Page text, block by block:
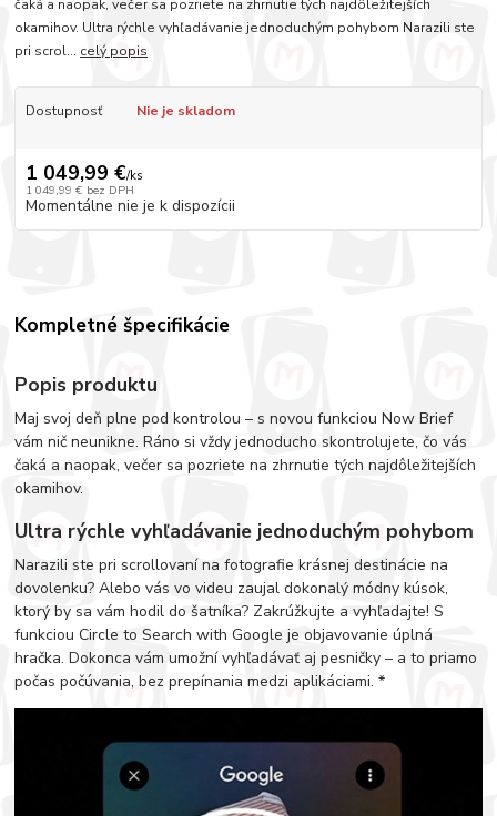
čaká a naopak, večer sa pozriete na zhrnutie tých najdôležitejších
okamihov. Ultra rýchle vyhľadávanie jednoduchým pohybom Narazili ste
pri scrol... celý popis
Dostupnosť Nie je skladom
1 049,99 €/ks
1 049,99 € bez DPH
Momentálne nie je k dispozícii
Kompletné špecifikácie
Popis produktu
Maj svoj deň plne pod kontrolou – s novou funkciou Now Brief
vám nič neunikne. Ráno si vždy jednoducho skontrolujete, čo vás
čaká a naopak, večer sa pozriete na zhrnutie tých najdôležitejších
okamihov.
Ultra rýchle vyhľadávanie jednoduchým pohybom
Narazili ste pri scrollovaní na fotografie krásnej destinácie na
dovolenku? Alebo vás vo videu zaujal dokonalý módny kúsok,
ktorý by sa vám hodil do šatníka? Zakrúžkujte a vyhľadajte! S
funkciou Circle to Search with Google je objavovanie úplná
hračka. Dokonca vám umožní vyhľadávať aj pesničky – a to priamo
počas počúvania, bez prepínania medzi aplikáciami. *